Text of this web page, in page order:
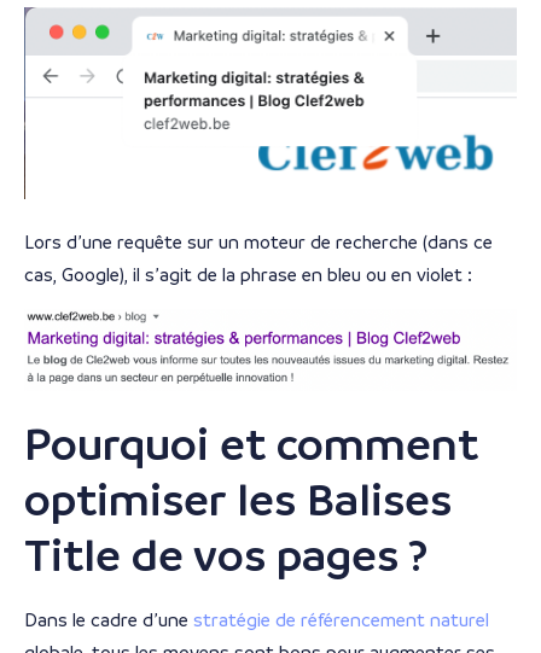
Lors d’une requête sur un moteur de recherche (dans ce
cas, Google), il s’agit de la phrase en bleu ou en violet :
Pourquoi et comment
optimiser les Balises
Title de vos pages ?
Dans le cadre d’une stratégie de référencement naturel